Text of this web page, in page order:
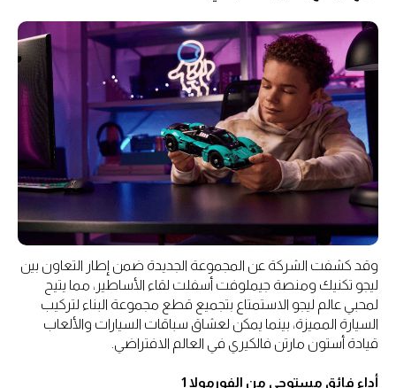
وقد كشفت الشركة عن المجموعة الجديدة ضمن إطار التعاون بين
ليجو تكنيك ومنصة جيملوفت أسفلت لقاء الأساطير، مما يتيح
لمحبي عالم ليجو الاستمتاع بتجميع قطع مجموعة البناء لتركيب
السيارة المميزة، بينما يمكن لعشاق سباقات السيارات والألعاب
قيادة أستون مارتن فالكيري في العالم الافتراضي.
أداء فائق مستوحى من الفورمولا 1